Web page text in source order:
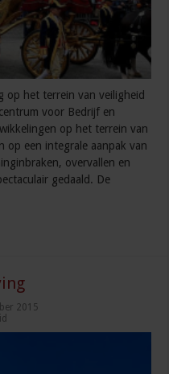
op het terrein van veiligheid
voor Bedrijf en
op het terrein van
op een integrale aanpak van
overvallen en
gedaald. De
2015